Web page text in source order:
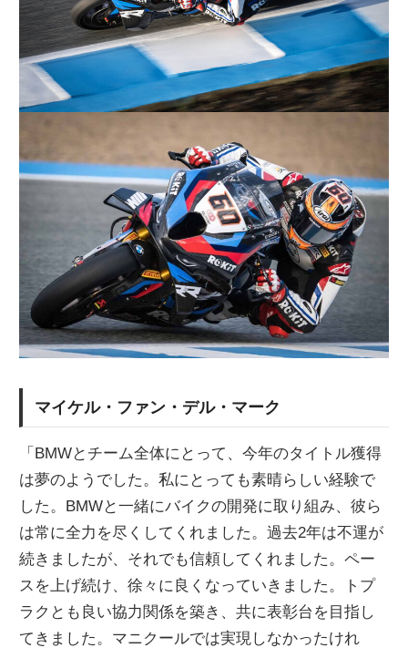
マイケル・ファン・デル・マーク
「BMWとチーム全体にとって、今年のタイトル獲得
は夢のようでした。私にとっても素晴らしい経験で
した。BMWと一緒にバイクの開発に取り組み、彼ら
は常に全力を尽くしてくれました。過去2年は不運が
続きましたが、それでも信頼してくれました。ペー
スを上げ続け、徐々に良くなっていきました。トプ
ラクとも良い協力関係を築き、共に表彰台を目指し
てきました。マニクールでは実現しなかったけれ